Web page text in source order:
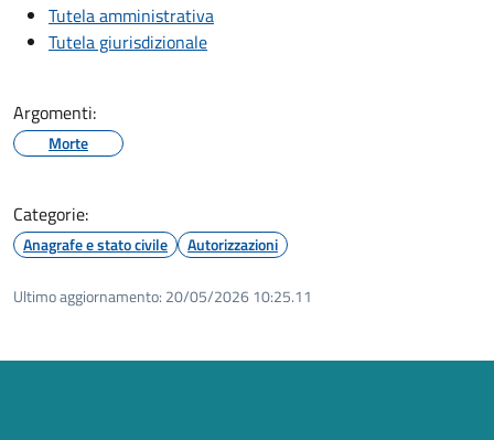
Tutela amministrativa
Tutela giurisdizionale
Argomenti:
Morte
Categorie:
Anagrafe e stato civile Autorizzazioni
Ultimo aggiornamento: 20/05/2026 10:25.11